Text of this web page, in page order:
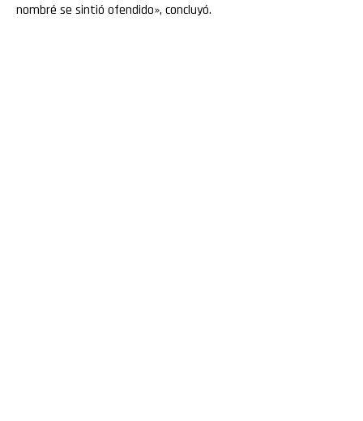
nombré se sintió ofendido», concluyó.